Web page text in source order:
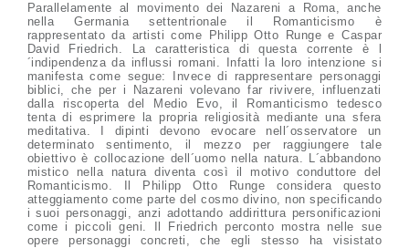
Parallelamente al movimento dei Nazareni a Roma, anche
nella Germania settentrionale il Romanticismo è
rappresentato da artisti come Philipp Otto Runge e Caspar
David Friedrich. La caratteristica di questa corrente è l
´indipendenza da influssi romani. Infatti la loro intenzione si
manifesta come segue: Invece di rappresentare personaggi
biblici, che per i Nazareni volevano far rivivere, influenzati
dalla riscoperta del Medio Evo, il Romanticismo tedesco
tenta di esprimere la propria religiosità mediante una sfera
meditativa. I dipinti devono evocare nell´osservatore un
determinato sentimento, il mezzo per raggiungere tale
obiettivo è collocazione dell´uomo nella natura. L´abbandono
mistico nella natura diventa così il motivo conduttore del
Romanticismo. Il Philipp Otto Runge considera questo
atteggiamento come parte del cosmo divino, non specificando
i suoi personaggi, anzi adottando addirittura personificazioni
come i piccoli geni. Il Friedrich perconto mostra nelle sue
opere personaggi concreti, che egli stesso ha visistato